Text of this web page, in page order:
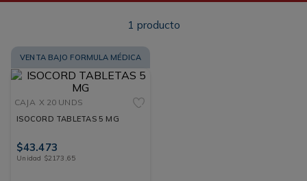
1 producto
VENTA BAJO FORMULA MÉDICA
CAJA X 20 UNDS
ISOCORD TABLETAS 5 MG
$43.473
Unidad $2173 65